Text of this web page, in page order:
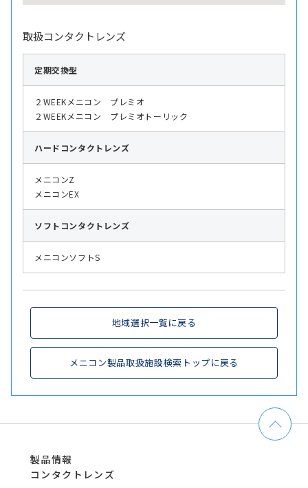
取扱コンタクトレンズ
定期交換型
２WEEKメニコン プレミオ
２WEEKメニコン プレミオトーリック
ハード コンタクトレンズ
メニコンZ
メニコンEX
ソフト コンタクトレンズ
メニコンソフトS
地域選択一覧に戻る
メニコン製品取扱施設検索トップに戻る
製品情報
コンタクトレンズ